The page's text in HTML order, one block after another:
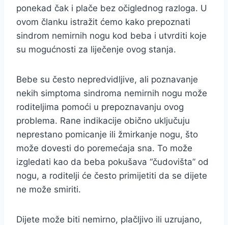
ponekad čak i plače bez očiglednog razloga. U
ovom članku istražit ćemo kako prepoznati
sindrom nemirnih nogu kod beba i utvrditi koje
su mogućnosti za liječenje ovog stanja.
Bebe su često nepredvidljive, ali poznavanje
nekih simptoma sindroma nemirnih nogu može
roditeljima pomoći u prepoznavanju ovog
problema. Rane indikacije obično uključuju
neprestano pomicanje ili žmirkanje nogu, što
može dovesti do poremećaja sna. To može
izgledati kao da beba pokušava “čudovišta” od
nogu, a roditelji će često primijetiti da se dijete
ne može smiriti.
Dijete može biti nemirno, plačljivo ili uzrujano,